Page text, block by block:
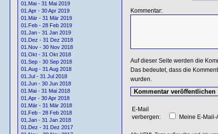
01.Mai - 31 Mai 2019
01.Apr - 30 Apr 2019
01.Mär - 31 Mär 2019
01.Feb - 28 Feb 2019
01.Jan - 31 Jan 2019
01.Dez - 31 Dez 2018
01.Nov - 30 Nov 2018
01.Okt - 31 Okt 2018
01.Sep - 30 Sep 2018
01.Aug - 31 Aug 2018
01.Jul - 31 Jul 2018
01.Jun - 30 Jun 2018
01.Mai - 31 Mai 2018
01.Apr - 30 Apr 2018
01.Mär - 31 Mär 2018
01.Feb - 28 Feb 2018
01.Jan - 31 Jan 2018
01.Dez - 31 Dez 2017
Kommentar:
Auf dieser Seite werden die
Das bedeutet, dass die
wurden.
E-Mail
verbergen:
Meine E-